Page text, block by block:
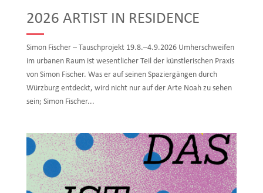
2026 ARTIST IN RESIDENCE
Simon Fischer – Tauschprojekt 19.8.–4.9.2026 Umherschweifen
im urbanen Raum ist wesentlicher Teil der künstlerischen Praxis
von Simon Fischer. Was er auf seinen Spaziergängen durch
Würzburg entdeckt, wird nicht nur auf der Arte Noah zu sehen
sein; Simon Fischer...